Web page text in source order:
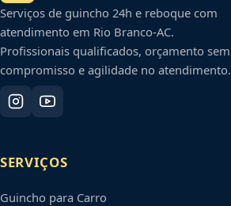
Serviços de guincho 24h e reboque com
atendimento em Rio Branco-AC.
Profissionais qualificados, orçamento sem
compromisso e agilidade no atendimento.
SERVIÇOS
Guincho para Carro